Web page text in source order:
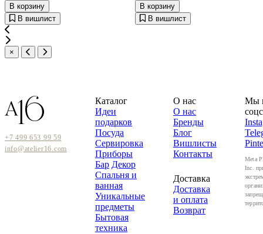
В корзину
В вишлист
В корзину
В вишлист
×
+7 499 653 99 59
info@atelier16.com
Каталог
Идеи
подарков
Посуда
Сервировка
Приборы
Бар Декор
Спальня и
ванная
Уникальные
предметы
Бытовая
техника
О нас
О нас
Бренды
Блог
Вишлисты
Контакты
Доставка
Доставка
и оплата
Возврат
Мы
Meta
Inc.